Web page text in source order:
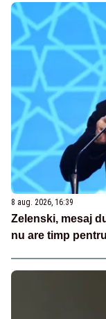
8 aug. 2026, 16:39
Zelenski, mesaj
nu are timp